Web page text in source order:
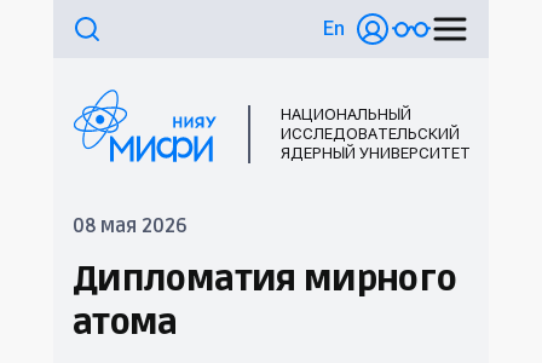
En
НАЦИОНАЛЬНЫЙ
ИССЛЕДОВАТЕЛЬСКИЙ
ЯДЕРНЫЙ УНИВЕРСИТЕТ
08 мая 2026
Дипломатия мирного
атома